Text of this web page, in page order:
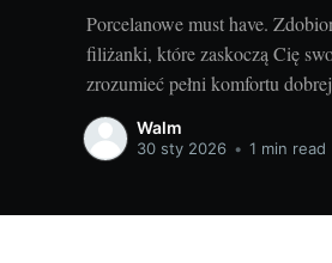
Porcelanowe must have.
filiżanki, które zaskoczą Cię
zrozumieć pełni komfortu
serwuje się jej w odpowiednim
opowiem Ci o unikalnej ofercie
Walm
30 sty 2026 • 1 min read